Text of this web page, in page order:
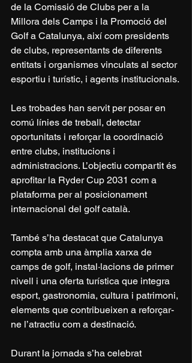
de la Comissió de Clubs per a la
Millora dels Camps i la Promoció del
Golf a Catalunya, així com presidents
de clubs, representants de diferents
entitats i organismes vinculats al sector
esportiu i turístic, i agents institucionals.
Les trobades han servit per posar en
comú línies de treball, detectar
oportunitats i reforçar la coordinació
entre clubs, institucions i
administracions. L’objectiu compartit és
aprofitar la Ryder Cup 2031 com a
plataforma per al posicionament
internacional del golf català.
També s’ha destacat que Catalunya
compta amb una àmplia xarxa de
camps de golf, instal·lacions de primer
nivell i una oferta turística que integra
esport, gastronomia, cultura i patrimoni,
elements que contribueixen a reforçar-
ne l’atractiu com a destinació.
Durant la jornada s’ha celebrat